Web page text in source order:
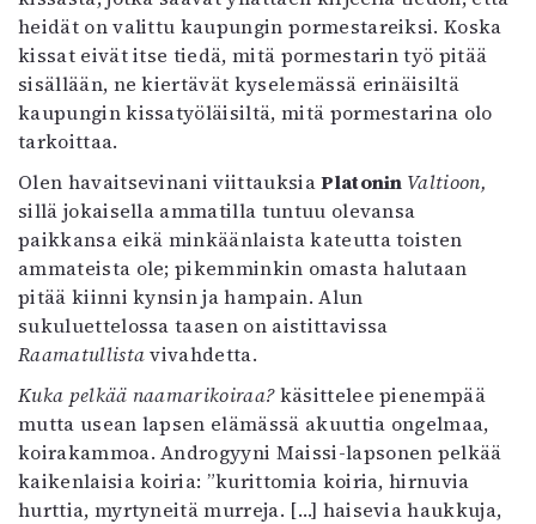
Info
Tilaus ja irtonumerot
Yhteistyössä
Mediatiedot
Kaltio ry
heidät on valittu kaupungin pormestareiksi. Koska
kissat eivät itse tiedä, mitä pormestarin työ pitää
sisällään, ne kiertävät kyselemässä erinäisiltä
kaupungin kissatyöläisiltä, mitä pormestarina olo
tarkoittaa.
Olen havaitsevinani viittauksiaPlatonin Valtioon,
sillä jokaisella ammatilla tuntuu olevansa
paikkansa eikä minkäänlaista kateutta toisten
ammateista ole; pikemminkin omasta halutaan
pitää kiinni kynsin ja hampain. Alun
sukuluettelossa taasen on aistittavissa
Raamatullistavivahdetta.
Kuka pelkää naamarikoiraa?käsittelee pienempää
mutta usean lapsen elämässä akuuttia ongelmaa,
koirakammoa. Androgyyni Maissi-lapsonen pelkää
kaikenlaisia koiria: ”kurittomia koiria, hirnuvia
hurttia, myrtyneitä murreja. […] haisevia haukkuja,